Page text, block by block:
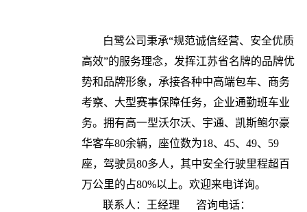
白鹭公司秉承“规范诚信经营、安全优质
高效”的服务理念，发挥江苏省名牌的品牌优
势和品牌形象，承接各种中高端包车、商务
考察、大型赛事保障任务，企业通勤班车业
务。拥有高一型沃尔沃、宇通、凯斯鲍尔豪
华客车80余辆，座位数为18、45、49、59
座，驾驶员80多人，其中安全行驶里程超百
万公里的占80%以上。欢迎来电详询。
联系人：王经理 咨询电话：